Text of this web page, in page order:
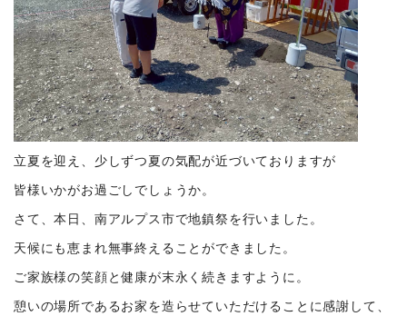
立夏を迎え、少しずつ夏の気配が近づいておりますが
皆様いかがお過ごしでしょうか。
さて、本日、南アルプス市で地鎮祭を行いました。
天候にも恵まれ無事終えることができました。
ご家族様の笑顔と健康が末永く続きますように。
憩いの場所であるお家を造らせていただけることに感謝して、